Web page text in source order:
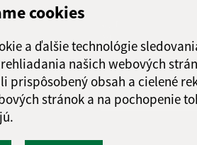
cookies
a ďalšie technológie
našich webových
prispôsobený obsah a cielené
stránok a na pochopenie
Google reCaptcha Response
Odoslať
správu